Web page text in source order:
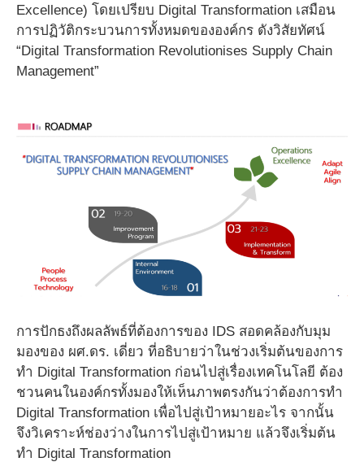
Excellence) โดยเปรียบ Digital Transformation เสมือน
การปฏิวัติกระบวนการทั้งหมดขององค์กร ดังวิสัยทัศน์
“Digital Transformation Revolutionises Supply Chain
Management”
การปักธงถึงผลลัพธ์ที่ต้องการของ IDS สอดคล้องกับมุม
มองของ ผศ.ดร. เดี่ยว ที่อธิบายว่าในช่วงเริ่มต้นของการ
ทำ Digital Transformation ก่อนไปสู่เรื่องเทคโนโลยี ต้อง
ชวนคนในองค์กรทั้งมองให้เห็นภาพตรงกันว่าต้องการทำ
Digital Transformation เพื่อไปสู่เป้าหมายอะไร จากนั้น
จึงวิเคราะห์ช่องว่างในการไปสู่เป้าหมาย แล้วจึงเริ่มต้น
ทำ Digital Transformation